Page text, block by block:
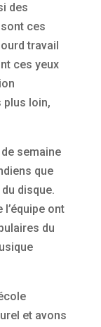
des
ces
travail
ces yeux
plus loin,
semaine
que
disque.
ont
du
et avons